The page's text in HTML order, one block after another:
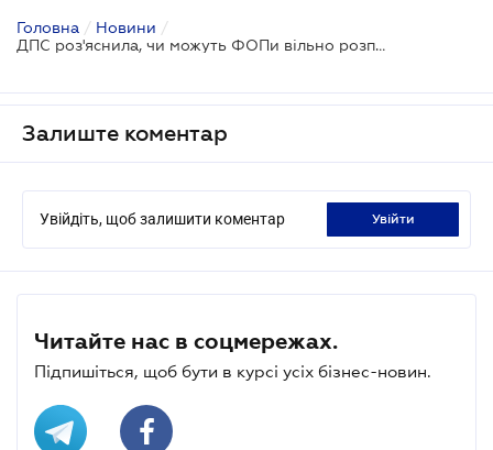
Головна / Новини /
ДПС роз'яснила, чи можуть ФОПи вільно розпоряджатися коштами на бізнес-рахунку
Залиште коментар
Увійдіть, щоб залишити коментар увійти
Читайте нас в соцмережах.
Підпишіться, щоб бути в курсі усіх бізнес-новин.